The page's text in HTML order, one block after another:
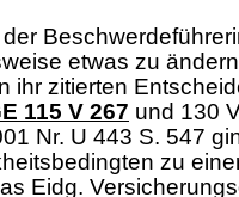
etwas zu
ihr zitierten
115 V 267 und 130
Nr. U 443 S. 547
zu
Eidg.